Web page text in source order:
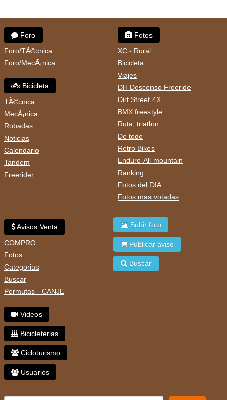
Foro
Foro/TÃ©cnica
Foro/MecÃ¡nica
Bicicleta
TÃ©cnica
MecÃ¡nica
Robadas
Noticias
Calendario
Tandem
Freerider
Fotos
XC - Rural
Bicicleta
Viajes
DH Descenso Freeride
Dirt Street 4X
BMX freestyle
Ruta, triatlon
De todo
Retro Bikes
Enduro-All mountain
Ranking
Fotos del DIA
Fotos mas votadas
Avisos Venta
COMPRO
Fotos
Categorias
Buscar
Permutas - CANJE
Videos
Bicicleterias
Cicloturismo
Usuarios
Subir foto
Publicar aviso
Buscar